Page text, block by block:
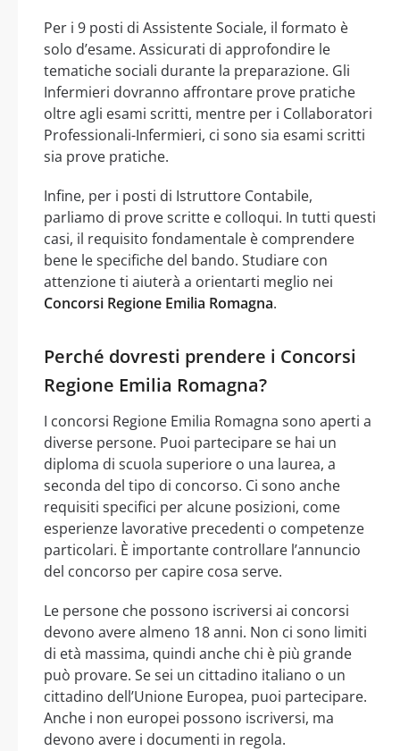
Per i 9 posti di Assistente Sociale, il formato è
solo d’esame. Assicurati di approfondire le
tematiche sociali durante la preparazione. Gli
Infermieri dovranno affrontare prove pratiche
oltre agli esami scritti, mentre per i Collaboratori
Professionali-Infermieri, ci sono sia esami scritti
sia prove pratiche.
Infine, per i posti di Istruttore Contabile,
parliamo di prove scritte e colloqui. In tutti questi
casi, il requisito fondamentale è comprendere
bene le specifiche del bando. Studiare con
attenzione ti aiuterà a orientarti meglio nei
Concorsi Regione Emilia Romagna.
Perché dovresti prendere i Concorsi
Regione Emilia Romagna?
I concorsi Regione Emilia Romagna sono aperti a
diverse persone. Puoi partecipare se hai un
diploma di scuola superiore o una laurea, a
seconda del tipo di concorso. Ci sono anche
requisiti specifici per alcune posizioni, come
esperienze lavorative precedenti o competenze
particolari. È importante controllare l’annuncio
del concorso per capire cosa serve.
Le persone che possono iscriversi ai concorsi
devono avere almeno 18 anni. Non ci sono limiti
di età massima, quindi anche chi è più grande
può provare. Se sei un cittadino italiano o un
cittadino dell’Unione Europea, puoi partecipare.
Anche i non europei possono iscriversi, ma
devono avere i documenti in regola.